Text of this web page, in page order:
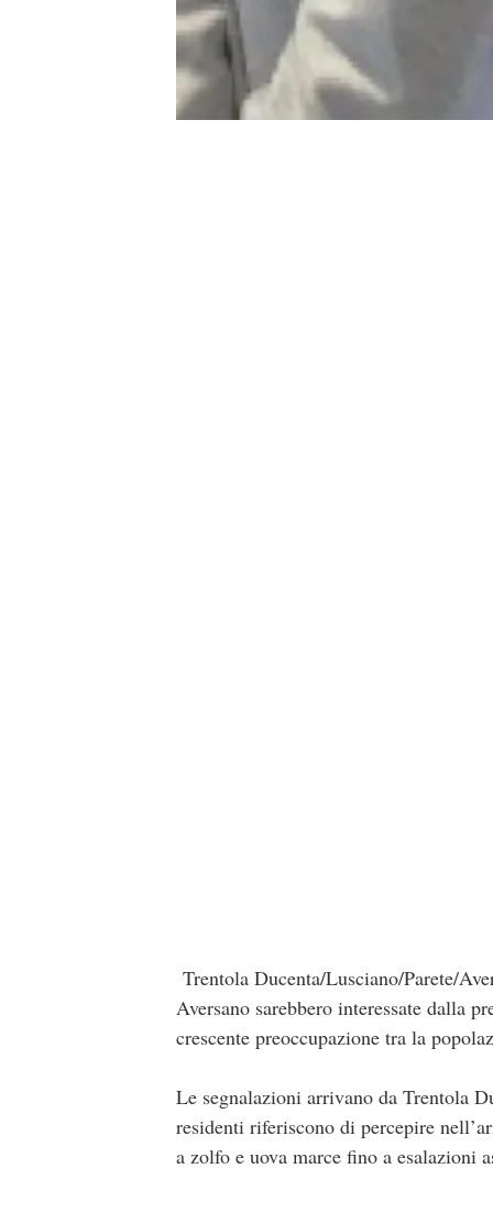
Trentola Ducenta/Lusciano/Parete/
Aversano sarebbero interessate dalla
crescente preoccupazione tra la
Le segnalazioni arrivano da Trentola
residenti riferiscono di percepire
a zolfo e uova marce fino a esalazioni